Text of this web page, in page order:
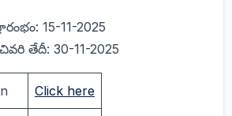
15-11-2025
తేదీ: 30-11-2025
Click here